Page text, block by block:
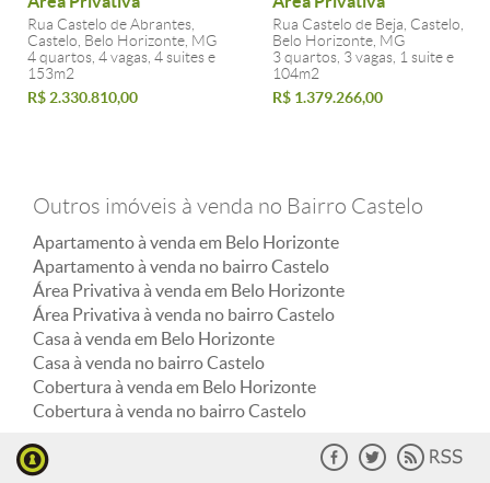
Rua Castelo de Abrantes,
Castelo, Belo Horizonte, MG
4 quartos, 4 vagas, 4 suites e
153m2
R$ 2.330.810,00
Rua Castelo de Beja, Castelo,
Belo Horizonte, MG
3 quartos, 3 vagas, 1 suite e
104m2
R$ 1.379.266,00
Outros imóveis à venda no Bairro Castelo
Apartamento à venda em Belo Horizonte
Apartamento à venda no bairro Castelo
Área Privativa à venda em Belo Horizonte
Área Privativa à venda no bairro Castelo
Casa à venda em Belo Horizonte
Casa à venda no bairro Castelo
Cobertura à venda em Belo Horizonte
Cobertura à venda no bairro Castelo